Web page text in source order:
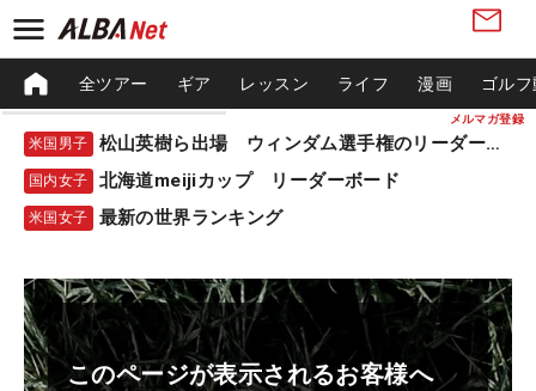
メルマガ登録
全ツアー ギア レッスン ライフ 漫画 ゴル
米国男子 松山英樹ら出場 ウィンダム選手権のリーダーボード
国内女子 北海道meijiカップ リーダーボード
米国女子 最新の世界ランキング
このページが表示されるお客様へ